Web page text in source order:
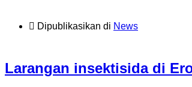
Dipublikasikan di News
Larangan insektisida di